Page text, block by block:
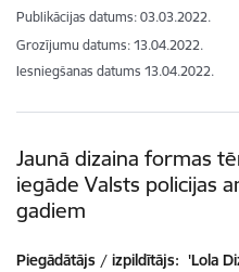
Publikācijas datums: 03.03.2022.
Grozījumu datums: 13.04.2022.
Iesniegšanas datums 13.04.2022.
Jaunā dizaina formas
iegāde Valsts policijas
gadiem
Piegādātājs / izpildītājs: 'Lola